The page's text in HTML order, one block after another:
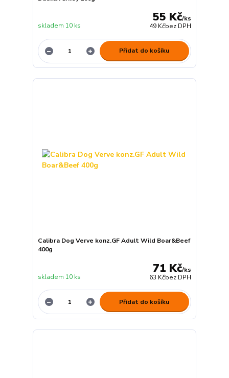
55 Kč/ks
49 Kčbez DPH
skladem 10 ks
Přidat do košíku
Calibra Dog Verve konz.GF Adult Wild Boar&Beef
400g
71 Kč/ks
63 Kčbez DPH
skladem 10 ks
Přidat do košíku